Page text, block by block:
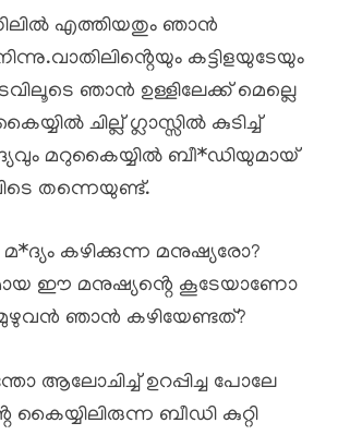
എത്തിയതും ഞാൻ
കട്ടിളയുടേയും
ഞാൻ ഉള്ളിലേക്ക് മെല്ലെ
ചില്ല് ഗ്ലാസ്സിൽ കുടിച്ച്
മറുകൈയ്യിൽ ബീ*ഡിയുമായ്
തന്നെയുണ്ട്.
കഴിക്കുന്ന മനുഷ്യരോ?
ഈ മനുഷ്യൻ്റെ കൂടേയാണോ
മുഴുവൻ ഞാൻ കഴിയേണ്ടത്?
ആലോചിച്ച് ഉറപ്പിച്ച പോലേ
ബീഡി കുറ്റി